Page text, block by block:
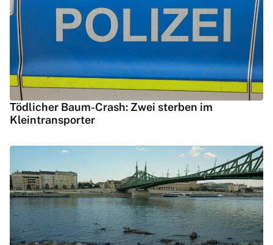
Tödlicher Baum-Crash: Zwei sterben im
Kleintransporter